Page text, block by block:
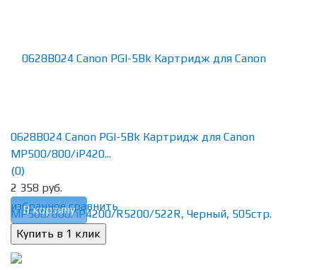
избранное сравнить
0628B024 Canon PGI-5Bk Картридж для Canon
MP500/800/iP420...
(0)
2 358 руб.
В корзину